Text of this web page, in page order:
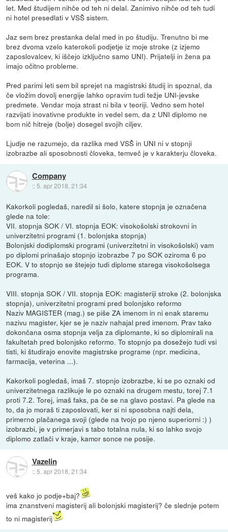
let. Med študijem nihče od teh ni delal. Zanimivo nihče od teh tudi
ni hotel presedlati v VSŠ sistem.
Jaz sem brez prestanka delal med in po študiju. Trenutno bi me
brez dvoma vzelo katerokoli podjetje iz moje stroke (z izjemo
zaposlovalcev, ki iščejo izključno samo UNI). Prijatelji in žena pa
imajo očitno probleme.
Pred parimi leti sem bil sprejet na magistrski študij in spoznal, da
če vložim dovolj energije lahko opravim tudi težje UNI-jevske
predmete. Vendar moja strast ni bila v teoriji. Vedno sem hotel
razvijati inovativne produkte in vedel sem, da z UNI diplomo ne
bom nič hitreje (bolje) dosegel svojih ciljev.
Ljudje ne razumejo, da razlika med VSŠ in UNI ni v stopnji
izobrazbe ali sposobnosti človeka, temveč je v karakterju človeka.
Company
:: 5. apr 2018, 21:34
Kakorkoli pogledaš, naredil si šolo, katere stopnja je označena
glede na tole:
VII. stopnja SOK / VI. stopnja EOK: visokošolski strokovni in
univerzitetni programi (1. bolonjska stopnja)
Bolonjski dodiplomski programi (univerzitetni in visokošolski) vam
po diplomi prinašajo stopnjo izobrazbe 7 po SOK oziroma 6 po
EOK. V to stopnjo se štejejo tudi diplome starega visokošolsega
programa.
VIII. stopnja SOK / VII. stopnja EOK: magisteriji stroke (2. bolonjska
stopnja), univerzitetni programi pred bolonjsko reformo
Naziv MAGISTER (mag.) se piše ZA imenom in ni enak staremu
nazivu magister, kjer se je naziv nahajal pred imenom. Prav tako
dokončana osma stopnja velja za diplomante, ki so diplomirali na
fakultetah pred bolonjsko reformo. To stopnjo pa dosežejo tudi vsi
tisti, ki študirajo enovite magistrske programe (npr. medicina,
farmacija, veterina ...).
Kakorkoli pogledaš, imaš 7. stopnjo izobrazbe, ki se po oznaki od
univerzitetnega razlikuje le po oznaki na drugem mestu, torej 7.1
proti 7.2. Torej, imaš faks, pa če se na glavo postavi. Pa glede na
to, da jo moraš ti zaposlovati, ker si ni sposobna najti dela,
primerno plačanega svoji (glede na tvojo po njeno superiorni :) )
izobrazbi, je v primerjavi s tabo totalna nula, ki so lahko svojo
diplomo zatlači v kraje, kamor sonce ne posije.
Vazelin
::5. apr 2018, 21:34
veš kako jo podje+baj?
ima znanstveni magisterij ali bolonjski magisterij? če slednje potem
to ni magisterij